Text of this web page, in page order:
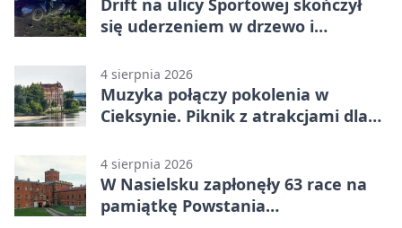
Drift na ulicy Sportowej skończył
się uderzeniem w drzewo i
4 sierpnia 2026
Muzyka połączy pokolenia w
Cieksynie. Piknik z atrakcjami dla
4 sierpnia 2026
W Nasielsku zapłonęły 63 race na
pamiątkę Powstania